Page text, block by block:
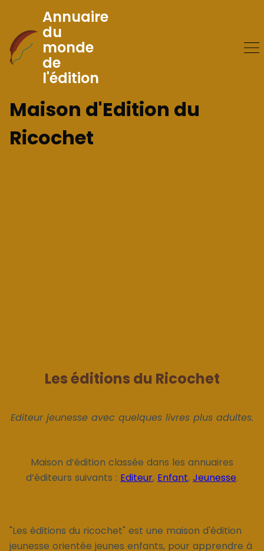
Skip
to
Content
Annuaire
du
monde
de
l'édition
Maison d'Edition du
Ricochet
Les éditions du Ricochet
Editeur jeunesse avec quelques livres plus adultes.
Maison d’édition classée dans les annuaires
d’éditeurs suivants : Editeur, Enfant, Jeunesse.
"Les éditions du ricochet" est une maison d'édition
jeunesse orientée jeunes enfants, pour apprendre à